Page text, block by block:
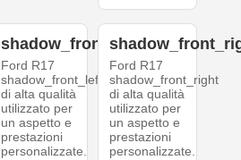
shadow_front_left
Ford R17
shadow_front_left
di alta qualità
utilizzato per
un aspetto e
prestazioni
personalizzate.
Ford R17
shadow_front_right
di alta qualità
utilizzato per
un aspetto e
prestazioni
personalizzate.